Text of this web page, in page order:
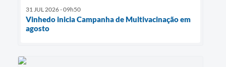
31 JUL 2026 - 09h50
Vinhedo inicia Campanha de Multivacinação em
agosto